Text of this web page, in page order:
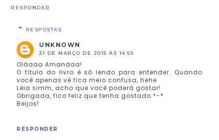
RESPONDER
RESPOSTAS
UNKNOWN
31 DE MARÇO DE 2015 ÀS 14:59
Oláaaa Amandaa!
O título do livro é só lendo para entender. Quando
você apenas vê fica meio confusa, hehe
Leia simm, acho que você poderá gostar!
Obrigada, fico feliz que tenha gostado *-*
Beijos!
RESPONDER